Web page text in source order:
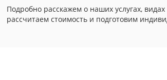
Подробно расскажем о наших услугах,
рассчитаем стоимость и подготовим